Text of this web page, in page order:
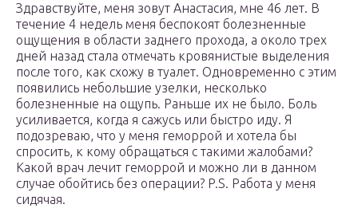
Здравствуйте, меня зовут Анастасия, мне 46 лет. В
течение 4 недель меня беспокоят болезненные
ощущения в области заднего прохода, а около трех
дней назад стала отмечать кровянистые выделения
после того, как схожу в туалет. Одновременно с этим
появились небольшие узелки, несколько
болезненные на ощупь. Раньше их не было. Боль
усиливается, когда я сажусь или быстро иду. Я
подозреваю, что у меня геморрой и хотела бы
спросить, к кому обращаться с такими жалобами?
Какой врач лечит геморрой и можно ли в данном
случае обойтись без операции? P.S. Работа у меня
сидячая.